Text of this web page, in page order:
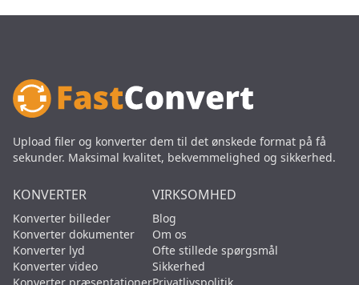
Upload filer og konverter dem til det ønskede format på få
sekunder. Maksimal kvalitet, bekvemmelighed og sikkerhed.
KONVERTER
Konverter billeder
Konverter dokumenter
Konverter lyd
Konverter video
VIRKSOMHED
Blog
Om os
Ofte stillede spørgsmål
Sikkerhed